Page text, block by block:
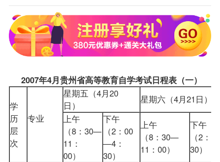
2007年4月贵州省高等教育自学考试日程表（一）
学
历
层
次
专业
星期五（4月20
日）
星期六（4月21日）
上午
（8：30—
11：
00）
下午
（2：00
—4：
30）
上午
（8：30—
11：00）
下午
（2：
30）